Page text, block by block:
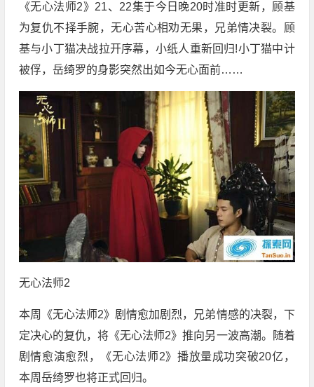
《无心法师2》21、22集于今日晚20时准时更新，顾基
为复仇不择手腕，无心苦心相劝无果，兄弟情决裂。顾
基与小丁猫决战拉开序幕，小纸人重新回归!小丁猫中计
被俘，岳绮罗的身影突然出如今无心面前……
无心法师2
本周《无心法师2》剧情愈加剧烈，兄弟情感的决裂，下
定决心的复仇，将《无心法师2》推向另一波高潮。随着
剧情愈演愈烈，《无心法师2》播放量成功突破20亿，
本周岳绮罗也将正式回归。